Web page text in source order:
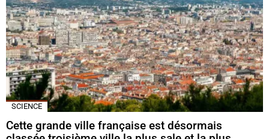
SCIENCE
Cette grande ville française est désormais